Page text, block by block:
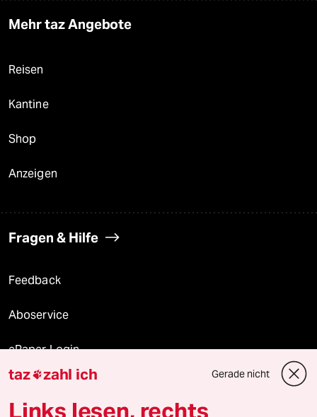
Mehr taz Angebote
Reisen
Kantine
Shop
Anzeigen
Fragen & Hilfe
Feedback
Aboservice
ePaper Login
Downloads für Abonnierende
taz zahl ich Gerade nicht
Links lesen, rechts